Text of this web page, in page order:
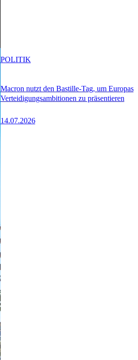
Macron nutzt den Bastille-Tag, um Europas
Verteidigungsambitionen zu präsentieren
14.07.2026
POLITIK